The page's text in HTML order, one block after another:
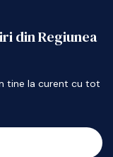
din Regiunea
tine la curent cu tot